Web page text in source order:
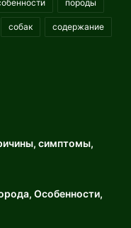
породы
собак содержание
симптомы,
Особенности,